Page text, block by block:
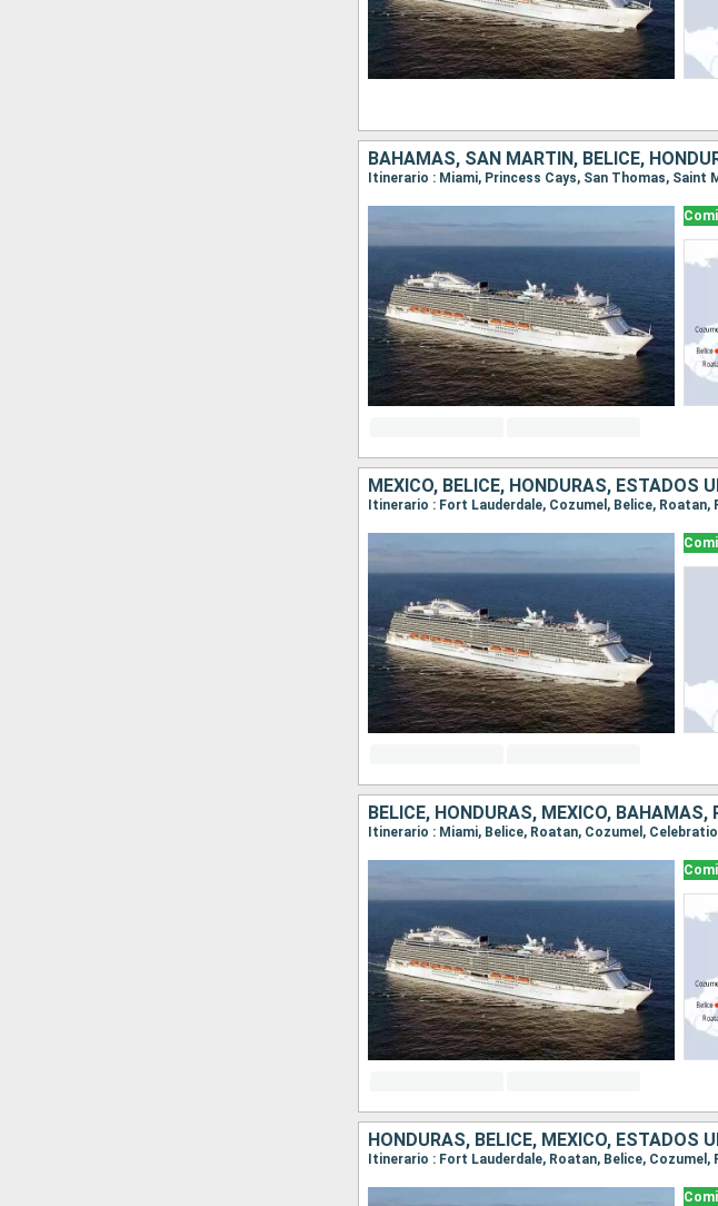
BAHAMAS, SAN MARTÍN, BELICE,
MÉXICO, BELICE, HONDURAS, ESTADOS
Itinerario : Fort Lauderdale, Cozumel, Belice, Roatan,
HONDURAS, BELICE, MÉXICO, ESTADOS
Itinerario : Fort Lauderdale, Roatan, Belice, Cozumel,